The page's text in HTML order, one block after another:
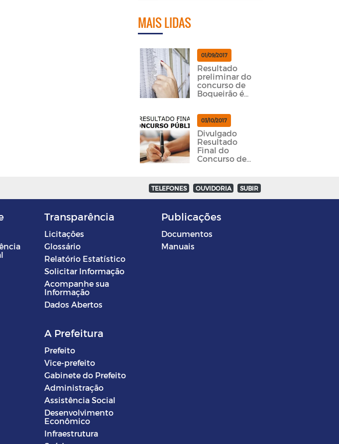
MAIS LIDAS
01/09/2017
Resultado
preliminar do
concurso de
Boqueirão é
03/10/2017
Divulgado
Resultado
Final do
Concurso de
TELEFONES OUVIDORIA SUBIR
Transparência
Licitações
Glossário
Relatório Estatístico
Solicitar Informação
Acompanhe sua
Informação
Dados Abertos
Publicações
Documentos
Manuais
A Prefeitura
Prefeito
Vice-prefeito
Gabinete do Prefeito
Administração
Assistência Social
Desenvolvimento
Econômico
Infraestrutura